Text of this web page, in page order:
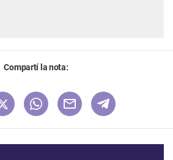
Compartí la nota: